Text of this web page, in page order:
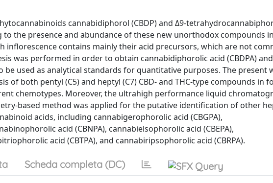
cannabidiphorol (CBDP) and Δ9-
to the presence and abundance of these new unorthodox compounds
inflorescence contains mainly their acid precursors, which are not
was performed in order to obtain cannabidiphorolic acid (CBDPA)
be used as analytical standards for quantitative purposes. The present
of both pentyl (C5) and heptyl (C7) CBD- and THC-type compounds in
chemotypes. Moreover, the ultrahigh performance liquid
based method was applied for the putative identification of other
acids, including cannabigerophorolic acid (CBGPA),
acid (CBNPA), cannabielsophorolic acid (CBEPA),
acid (CBTPA), and cannabiripsophorolic acid (CBRPA).
Scheda completa (DC)